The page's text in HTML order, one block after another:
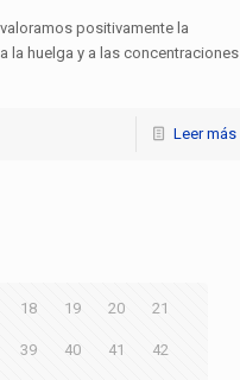
positivamente la
la huelga y a las concentraciones
Leer más
18 19 20 21
39 40 41 42